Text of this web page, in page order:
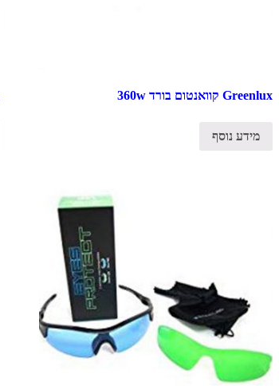
Greenlux קוואנטום בורד 360w
מידע נוסף